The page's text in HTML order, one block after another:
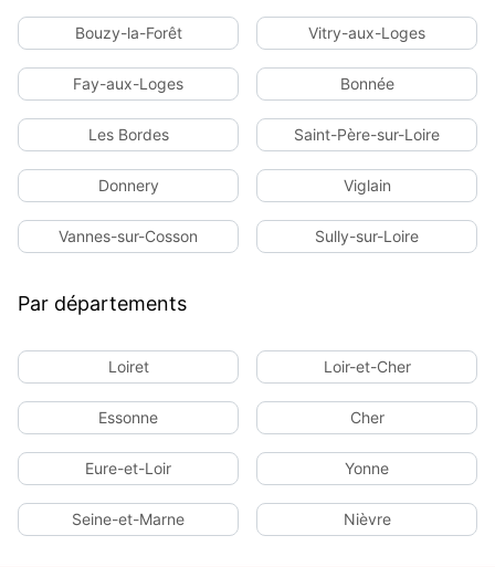
Bouzy-la-Forêt Vitry-aux-Loges
Fay-aux-Loges Bonnée
Les Bordes Saint-Père-sur-Loire
Donnery Viglain
Vannes-sur-Cosson Sully-sur-Loire
Par départements
Loiret Loir-et-Cher
Essonne Cher
Eure-et-Loir Yonne
Seine-et-Marne Nièvre